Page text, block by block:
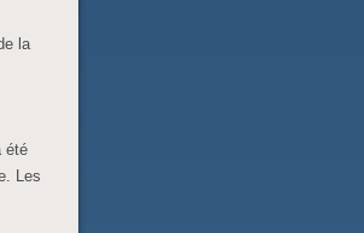
la
été
Les